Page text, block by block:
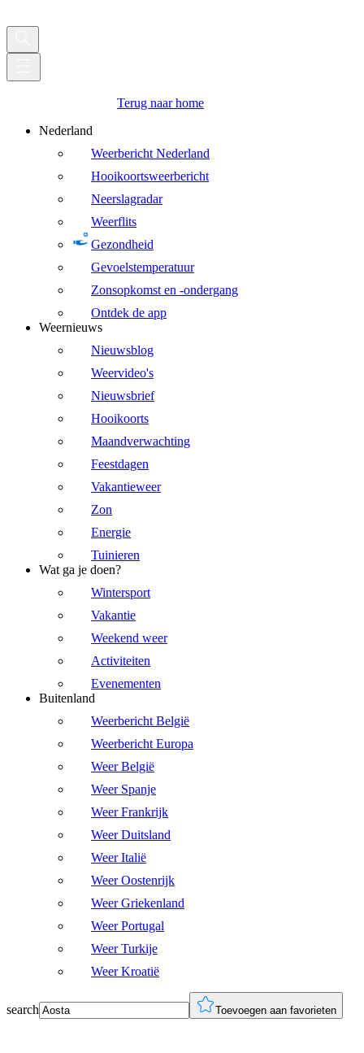
Terug naar home
Nederland
Weerbericht Nederland
Hooikoortsweerbericht
Neerslagradar
Weerflits
Gezondheid
Gevoelstemperatuur
Zonsopkomst en -ondergang
Ontdek de app
Weernieuws
Nieuwsblog
Weervideo's
Nieuwsbrief
Hooikoorts
Maandverwachting
Feestdagen
Vakantieweer
Zon
Energie
Tuinieren
Wat ga je doen?
Wintersport
Vakantie
Weekend weer
Activiteiten
Evenementen
Buitenland
Weerbericht België
Weerbericht Europa
Weer België
Weer Spanje
Weer Frankrijk
Weer Duitsland
Weer Italië
Weer Oostenrijk
Weer Griekenland
Weer Portugal
Weer Turkije
Weer Kroatië
search Toevoegen aan favorieten